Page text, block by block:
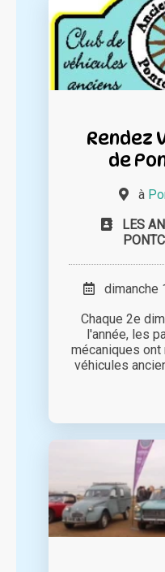
Rendez
de
à
LES
dimanche
Chaque 2e
l'année, les
mécaniques ont
véhicules